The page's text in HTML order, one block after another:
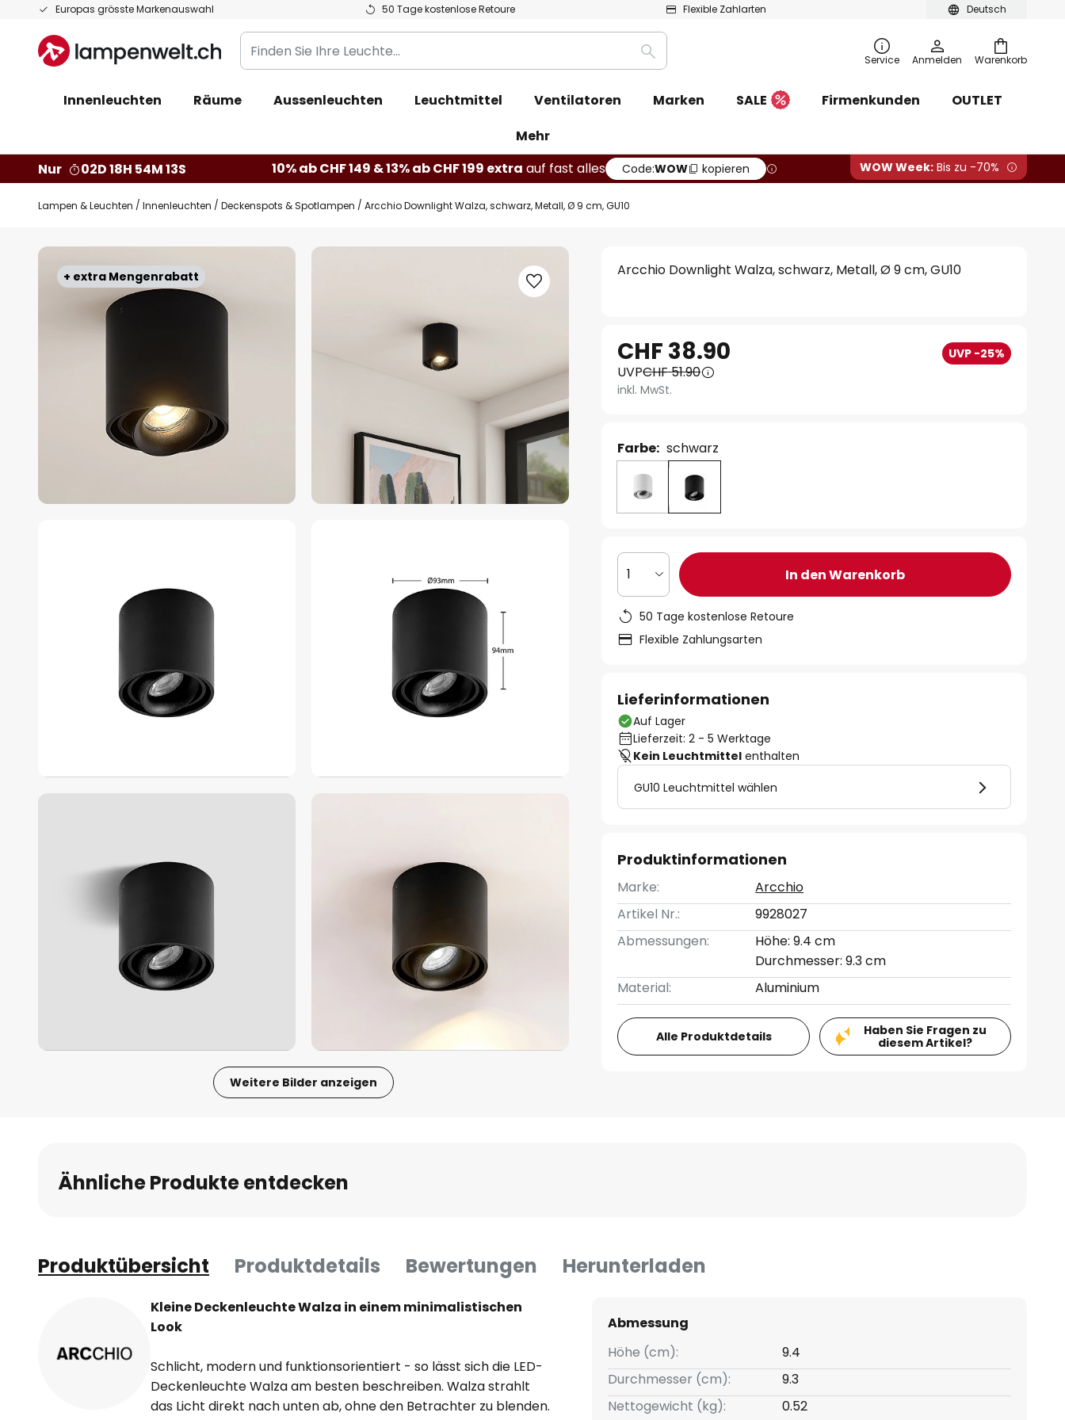
Deutsch
Europas grösste Markenauswahl 50 Tage kostenlose Retoure Flexible Zahlarten
Zum
springen
Warenkorb
Finden
Sie
Leuchte...
Suche Service Anmelden
Innenleuchten Räume Aussenleuchten Leuchtmittel Ventilatoren Marken SALE Firmenkunden
OUTLET
Mehr
Nur
02D 18H 54M 12S 10% ab CHF 149 & 13% ab CHF 199 extra auf fast alles Code:WOW kopieren WOW Week: Bis zu -70%
Lampen & Leuchten Innenleuchten Deckenspots & Spotlampen Arcchio Downlight Walza, schwarz, Metall, Ø 9 cm, GU10
+ extra Mengenrabatt
Zum
Ende
Weitere Bilder anzeigen
Bildgalerie
springen
Arcchio Downlight Walza, schwarz, Metall, Ø 9 cm, GU10
CHF 38.90 UVP -25%
UVPCHF 51.90
inkl. MwSt.
Farbe: schwarz
1 In den Warenkorb
50 Tage kostenlose Retoure
Flexible Zahlungsarten
Lieferinformationen
Auf Lager
Lieferzeit: 2 - 5 Werktage
Kein Leuchtmittel enthalten
GU10 Leuchtmittel wählen
Produktinformationen
Marke:
Arcchio
Artikel Nr.:
9928027
Abmessungen:
Höhe: 9.4 cm
Durchmesser: 9.3 cm
Material:
Aluminium
Alle Produktdetails
Haben Sie Fragen zu
diesem Artikel?
Ähnliche Produkte entdecken
Produktübersicht Produktdetails Bewertungen Herunterladen
Kleine Deckenleuchte Walza in einem minimalistischen
Look
Schlicht, modern und funktionsorientiert - so lässt sich die LED-
Deckenleuchte Walza am besten beschreiben. Walza strahlt
das Licht direkt nach unten ab, ohne den Betrachter zu blenden.
Abmessung
Höhe (cm):
9.4
Durchmesser (cm):
9.3
Nettogewicht (kg):
0.52